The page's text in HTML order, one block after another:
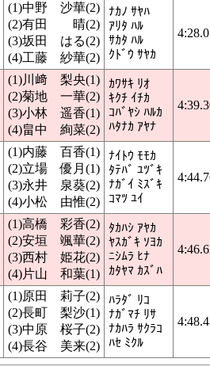
(1)中野 沙華(2)
(2)有田 晴(2)
(3)坂田 はる(2)
(4)工藤 紗華(2)
ﾅｶﾉ ｻﾔﾊ
ｱﾘﾀ ﾊﾙ
ｻｶﾀ ﾊﾙ
ｸﾄﾞｳ ｻﾔｶ
(1)川﨑 梨央(1)
(2)菊地 一華(2)
(3)小林 遥香(1)
(4)畠中 絢菜(2)
ｶﾜｻｷ ﾘｵ
ｷｸﾁ ｲﾁｶ
ｺﾊﾞﾔｼ ﾊﾙｶ
ﾊﾀﾅｶ ｱﾔﾅ
(1)内藤 百香(1)
(2)立場 優月(1)
(3)永井 泉葵(2)
(4)小松 由惟(2)
ﾅｲﾄｳ ﾓﾓｶ
ﾀﾃﾊﾞ ﾕﾂﾞｷ
ﾅｶﾞｲ ﾐｽﾞｷ
ｺﾏﾂ ﾕｲ
(1)高橋 彩香(2)
(2)安垣 颯華(2)
(3)西村 姫花(2)
(4)片山 和葉(1)
ﾀｶﾊｼ ｱﾔｶ
ﾔｽｶﾞｷ ｿﾖｶ
ﾆｼﾑﾗ ﾋﾅ
ｶﾀﾔﾏ ｶｽﾞﾊ
(1)原田 莉子(2)
(2)長町 梨沙(1)
(3)中原 桜子(2)
(4)長谷 美来(2)
ﾊﾗﾀﾞ ﾘｺ
ﾅｶﾞﾏﾁ ﾘｻ
ﾅｶﾊﾗ ｻｸﾗｺ
ﾊｾ ﾐｸﾙ